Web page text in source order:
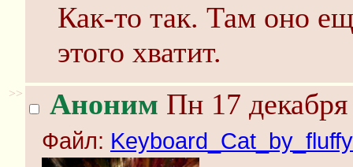
Как-то так. Там оно
этого хватит.
>> Аноним Пн 17
Файл: